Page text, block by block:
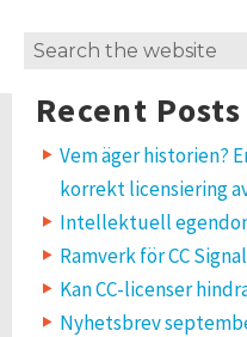
Search
Recent Posts
Vem äger historien?
korrekt licensiering
Intellektuell
Ramverk för CC
Kan CC-licenser
Nyhetsbrev